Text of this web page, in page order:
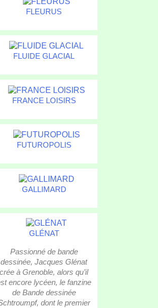
FLEURUS
FLUIDE GLACIAL
FRANCE LOISIRS
FUTUROPOLIS
GALLIMARD
GLÉNAT
Passionné de bande
dessinée, Jacques Glénat
crée à Grenoble, alors qu’il
encore lycéen, le fanzine
de Bande dessinée
dont le premier